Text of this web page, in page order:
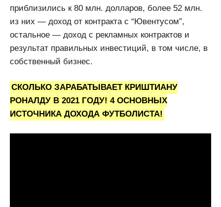
приблизились к 80 млн. долларов, более 52 млн.
из них — доход от контракта с “Ювентусом”,
остальное — доход с рекламных контрактов и
результат правильных инвестиций, в том числе, в
собственный бизнес.
СКОЛЬКО ЗАРАБАТЫВАЕТ КРИШТИАНУ
РОНАЛДУ В 2021 ГОДУ! 4 ОСНОВНЫХ
ИСТОЧНИКА ДОХОДА ФУТБОЛИСТА!